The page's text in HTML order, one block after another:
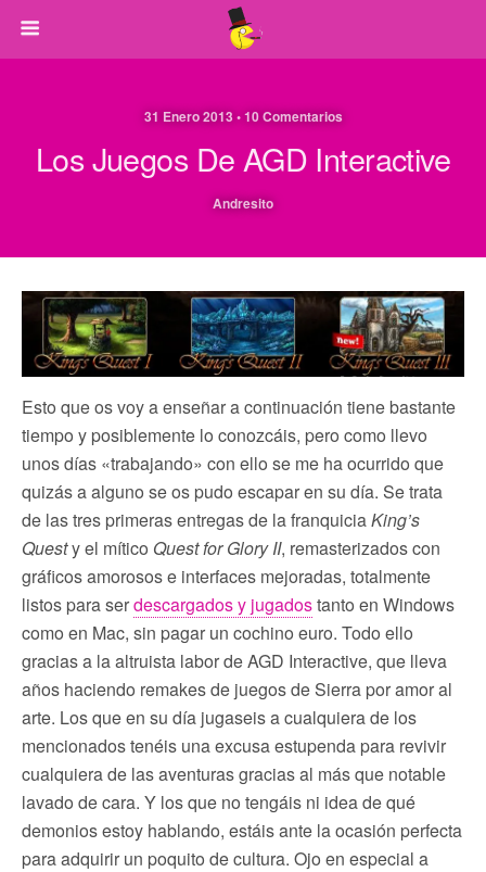
31 Enero 2013 • 10 Comentarios
Los Juegos De AGD Interactive
Andresito
Esto que os voy a enseñar a continuación tiene bastante
tiempo y posiblemente lo conozcáis, pero como llevo
unos días «trabajando» con ello se me ha ocurrido que
quizás a alguno se os pudo escapar en su día. Se trata
de las tres primeras entregas de la franquiciaKing’s
Questy el mítico Quest for Glory II, remasterizados con
gráficos amorosos e interfaces mejoradas, totalmente
listos para serdescargados y jugadostanto en Windows
como en Mac, sin pagar un cochino euro. Todo ello
gracias a la altruista labor de AGD Interactive, que lleva
años haciendo remakes de juegos de Sierra por amor al
arte. Los que en su día jugaseis a cualquiera de los
mencionados tenéis una excusa estupenda para revivir
cualquiera de las aventuras gracias al más que notable
lavado de cara. Y los que no tengáis ni idea de qué
demonios estoy hablando, estáis ante la ocasión perfecta
para adquirir un poquito de cultura. Ojo en especial a